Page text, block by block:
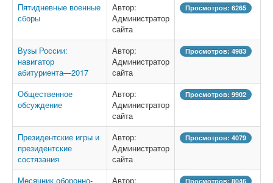
Пятидневные военные
сборы
Автор:
Администратор
сайта
Просмотров: 6265
Вузы России:
навигатор
абитуриента—2017
Автор:
Администратор
сайта
Просмотров: 4983
Общественное
обсуждение
Автор:
Администратор
сайта
Просмотров: 9902
Президентские игры и
президентские
состязания
Автор:
Администратор
сайта
Просмотров: 4079
Месячник оборонно-
Автор:
Просмотров: 8046